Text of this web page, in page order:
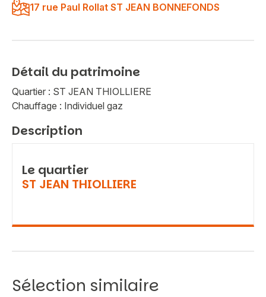
17 rue Paul Rollat ST JEAN BONNEFONDS
Détail du patrimoine
Quartier : ST JEAN THIOLLIERE
Chauffage : Individuel gaz
Description
Le quartier
ST JEAN THIOLLIERE
Sélection similaire